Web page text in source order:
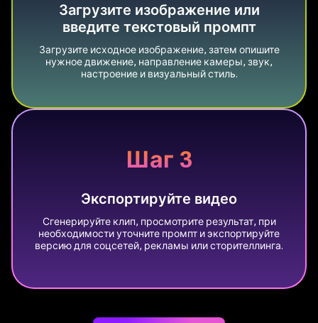
Загрузите изображение или
введите текстовый промпт
Загрузите исходное изображение, затем опишите
нужное движение, направление камеры, звук,
настроение и визуальный стиль.
Шаг 3
Экспортируйте видео
Сгенерируйте клип, просмотрите результат, при
необходимости уточните промпт и экспортируйте
версию для соцсетей, рекламы или сторителлинга.